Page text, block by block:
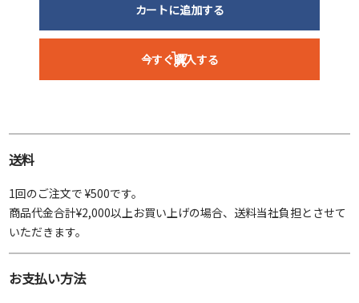
カートに追加する
今すぐ購入する
送料
1回のご注文で ¥500です。
商品代金合計¥2,000以上お買い上げの場合、送料当社負担とさせて
いただきます。
お支払い方法